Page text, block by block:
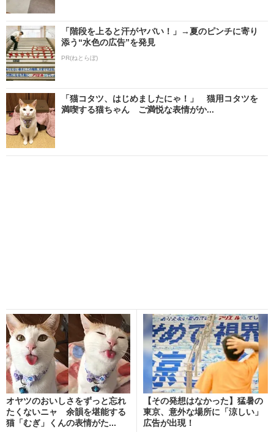
「階段を上ると汗がヤバい！」→夏のピンチに寄り
添う“水色の広告”を発見
PR(ねとらぼ)
「猫コタツ、はじめましたにゃ！」 猫用コタツを
満喫する猫ちゃん ご満悦な表情がか...
オヤツのおいしさをずっと忘れ
たくないニャ 余韻を堪能する
猫「むぎ」くんの表情がた...
【その発想はなかった】猛暑の
東京、意外な場所に「涼しい」
広告が出現！